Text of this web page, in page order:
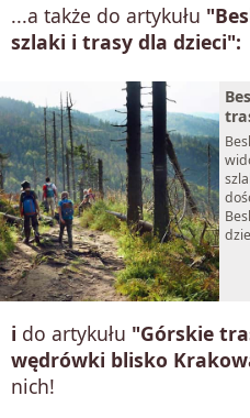
...a także do artykułu
szlaki i trasy dla dzieci":
i do artykułu "Górskie
wędrówki blisko
nich!